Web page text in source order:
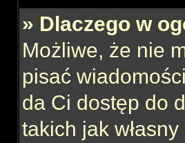
» Dlaczego w
Możliwe, że nie
pisać
da Ci dostęp do
takich jak